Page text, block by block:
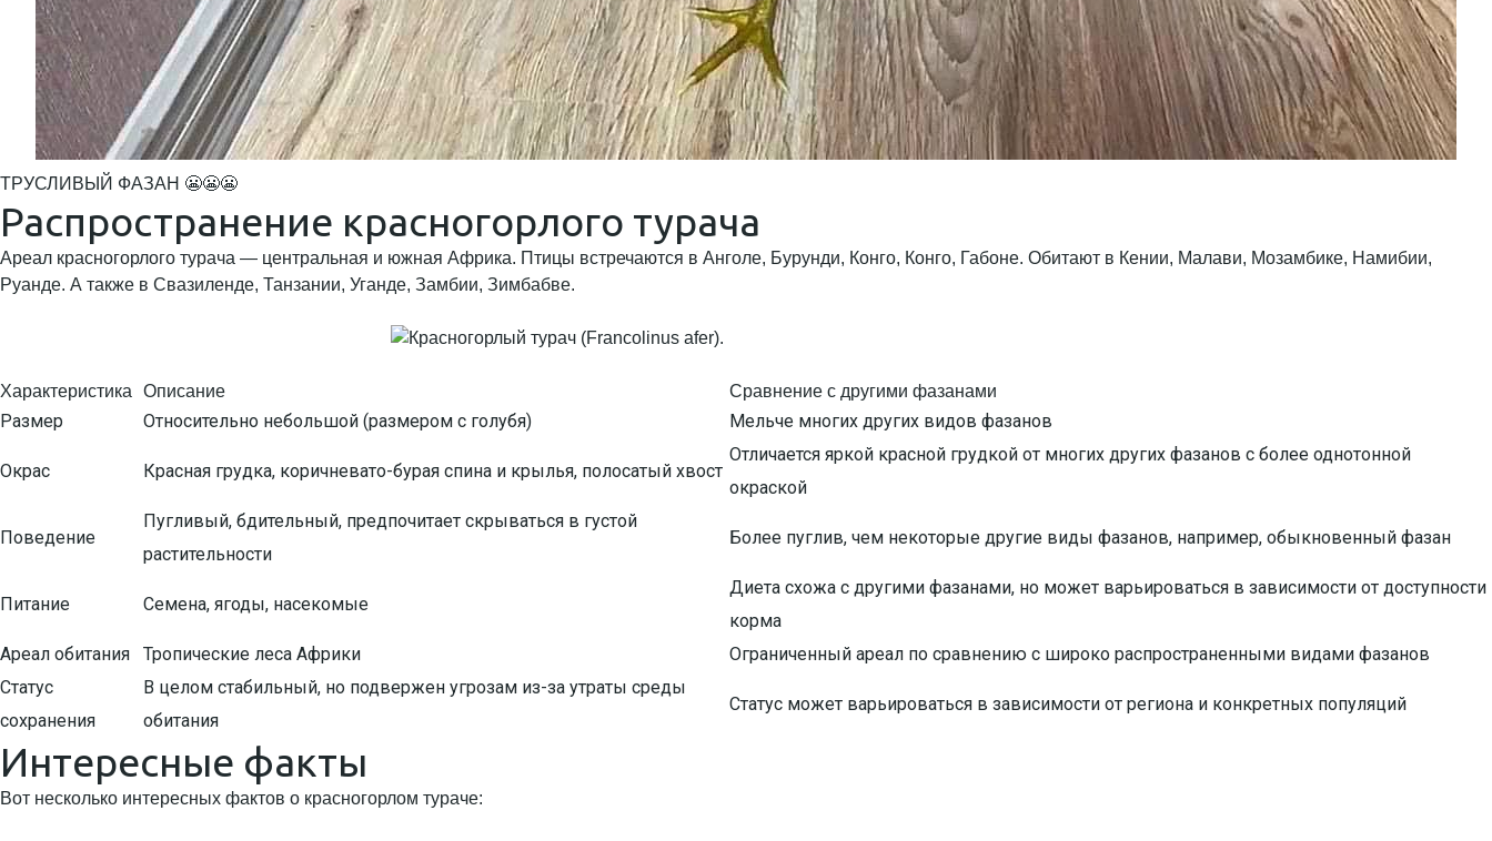
ТРУСЛИВЫЙ ФАЗАН 😬😬😬
Распространение красногорлого турача
Ареал красногорлого турача — центральная и южная Африка. Птицы встречаются в Анголе, Бурунди, Конго, Конго, Габоне. Обитают в Кении, Малави, Мозамбике, Намибии,
Руанде. А также в Свазиленде, Танзании, Уганде, Замбии, Зимбабве.
Характеристика Описание Сравнение с другими фазанами
Размер Относительно небольшой (размером с голубя) Мельче многих других видов фазанов
Окрас Красная грудка, коричневато-бурая спина и крылья, полосатый хвост
Отличается яркой красной грудкой от многих других фазанов с более однотонной
окраской
Поведение
Пугливый, бдительный, предпочитает скрываться в густой
растительности
Более пуглив, чем некоторые другие виды фазанов, например, обыкновенный фазан
Питание Семена, ягоды, насекомые
Диета схожа с другими фазанами, но может варьироваться в зависимости от доступности
корма
Ареал обитания
Тропические леса Африки
Ограниченный ареал по сравнению с широко распространенными видами фазанов
Статус
сохранения
В целом стабильный, но подвержен угрозам из-за утраты среды
обитания
Статус может варьироваться в зависимости от региона и конкретных популяций
Интересные факты
Вот несколько интересных фактов о красногорлом тураче: